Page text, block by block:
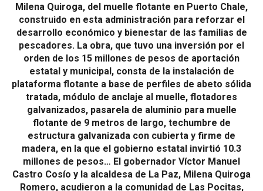
Milena Quiroga, del muelle flotante en Puerto Chale,
construido en esta administración para reforzar el
desarrollo económico y bienestar de las familias de
pescadores. La obra, que tuvo una inversión por el
orden de los 15 millones de pesos de aportación
estatal y municipal, consta de la instalación de
plataforma flotante a base de perfiles de abeto sólida
tratada, módulo de anclaje al muelle, flotadores
galvanizados, pasarela de aluminio para muelle
flotante de 9 metros de largo, techumbre de
estructura galvanizada con cubierta y firme de
madera, en la que el gobierno estatal invirtió 10.3
millones de pesos… El gobernador Víctor Manuel
Castro Cosío y la alcaldesa de La Paz, Milena Quiroga
Romero, acudieron a la comunidad de Las Pocitas,